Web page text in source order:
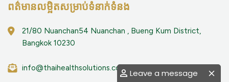
Leave a message
ពត៌មានលម្អិតសម្រាប់ទំនាក់ទំនង
21/80 Nuanchan54 Nuanchan , Bueng Kum District,
Bangkok 10230
info@thaihealthsolutions.com